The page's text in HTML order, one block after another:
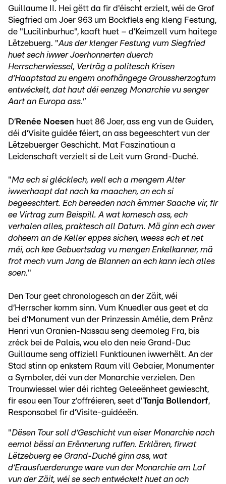
Guillaume II. Hei gëtt da fir d'éischt erzielt, wéi de Grof
Siegfried am Joer 963 um Bockfiels eng kleng Festung,
de "Lucilinburhuc", kaaft huet – d’Keimzell vum haitege
Lëtzebuerg. "Aus der klenger Festung vum Siegfried
huet sech iwwer Joerhonnerten duerch
Herrscherwiessel, Verträg a politesch Krisen
d’Haaptstad zu engem onofhängege Groussherzogtum
entwéckelt, dat haut déi eenzeg Monarchie vu senger
Aart an Europa ass."
D‘Renée Noesen huet 86 Joer, ass eng vun de Guiden,
déi d‘Visite guidée féiert, an ass begeeschtert vun der
Lëtzebuerger Geschicht. Mat Faszinatioun a
Leidenschaft verzielt si de Leit vum Grand-Duché.
"Ma ech si glécklech, well ech a mengem Alter
iwwerhaapt dat nach ka maachen, an ech si
begeeschtert. Ech bereeden nach ëmmer Saache vir, fir
ee Virtrag zum Beispill. A wat komesch ass, ech
verhalen alles, praktesch all Datum. Mä ginn ech awer
doheem an de Keller eppes sichen, weess ech et net
méi, och kee Gebuertsdag vu mengen Enkelkanner, mä
frot mech vum Jang de Blannen an ech kann iech alles
soen."
Den Tour geet chronologesch an der Zäit, wéi
d‘Herrscher komm sinn. Vum Knuedler aus geet et da
bei d‘Monument vun der Prinzessin Amélie, dem Prënz
Henri vun Oranien-Nassau seng deemoleg Fra, bis
zréck bei de Palais, wou elo den neie Grand-Duc
Guillaume seng offiziell Funktiounen iwwerhëlt. An der
Stad stinn op enkstem Raum vill Gebaier, Monumenter
a Symboler, déi vun der Monarchie verzielen. Den
Trounwiessel wier déi richteg Geleeënheet gewiescht,
fir esou een Tour z‘offréieren, seet d'Tanja Bollendorf,
Responsabel fir d‘Visite-guidéeën.
"Dësen Tour soll d‘Geschicht vun eiser Monarchie nach
eemol bëssi an Erënnerung ruffen. Erklären, firwat
Lëtzebuerg ee Grand-Duché ginn ass, wat
d‘Erausfuerderunge ware vun der Monarchie am Laf
vun der Zäit, wéi se sech entwéckelt huet an och